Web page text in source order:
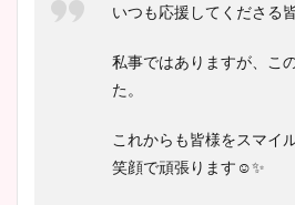
安
いつも応援してくださる
私事ではありますが、こ
た。
これからも皆様をスマイ
笑顔で頑張ります☺️✨